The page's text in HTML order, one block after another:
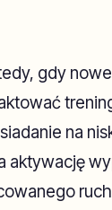
gdy
na
aktywację